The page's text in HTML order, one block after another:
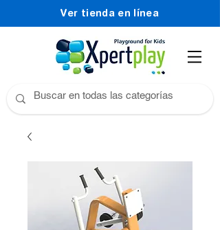
Ver tienda en línea